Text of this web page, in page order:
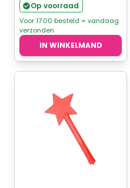
Op voorraad
Voor 17.00 besteld = vandaag
verzonden
IN WINKELMAND